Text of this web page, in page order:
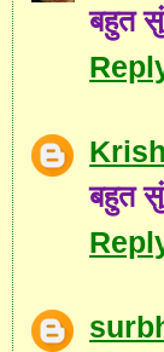
बहुत
बहुत